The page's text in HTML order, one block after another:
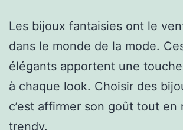
Les bijoux fantaisies ont le
dans le monde de la mode.
élégants apportent une touche
à chaque look. Choisir des
c’est affirmer son goût tout en
trendy.